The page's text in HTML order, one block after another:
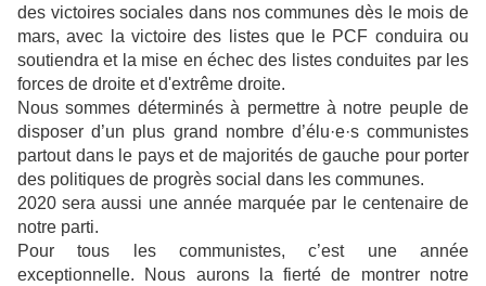
des victoires sociales dans nos communes dès le mois de
mars, avec la victoire des listes que le PCF conduira ou
soutiendra et la mise en échec des listes conduites par les
forces de droite et d'extrême droite.
Nous sommes déterminés à permettre à notre peuple de
disposer d’un plus grand nombre d’élu·e·s communistes
partout dans le pays et de majorités de gauche pour porter
des politiques de progrès social dans les communes.
2020 sera aussi une année marquée par le centenaire de
notre parti.
Pour tous les communistes, c’est une année
exceptionnelle. Nous aurons la fierté de montrer notre